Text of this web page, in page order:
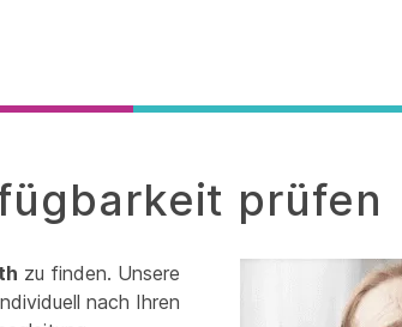
prüfen
zu finden. Unsere
nach Ihren